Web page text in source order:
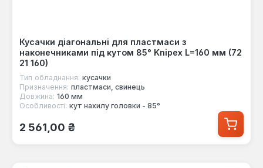
Кусачки діагональні для пластмаси з
наконечниками під кутом 85° Knipex L=160 мм (72
21 160)
Тип обладнання: кусачки
Призначення: пластмаси, свинець
Довжина: 160 мм
Особливості: кут нахилу головки - 85°
Звичайна ціна:
2 561,00 ₴